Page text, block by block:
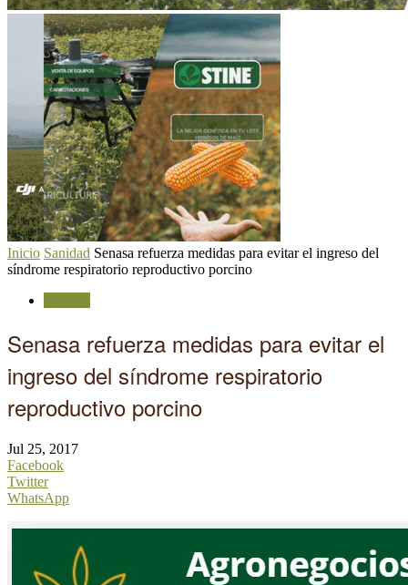
Inicio Sanidad Senasa refuerza medidas para evitar el ingreso del
síndrome respiratorio reproductivo porcino
Senasa refuerza medidas para evitar el
ingreso del síndrome respiratorio
reproductivo porcino
Jul 25, 2017
Facebook
Twitter
WhatsApp